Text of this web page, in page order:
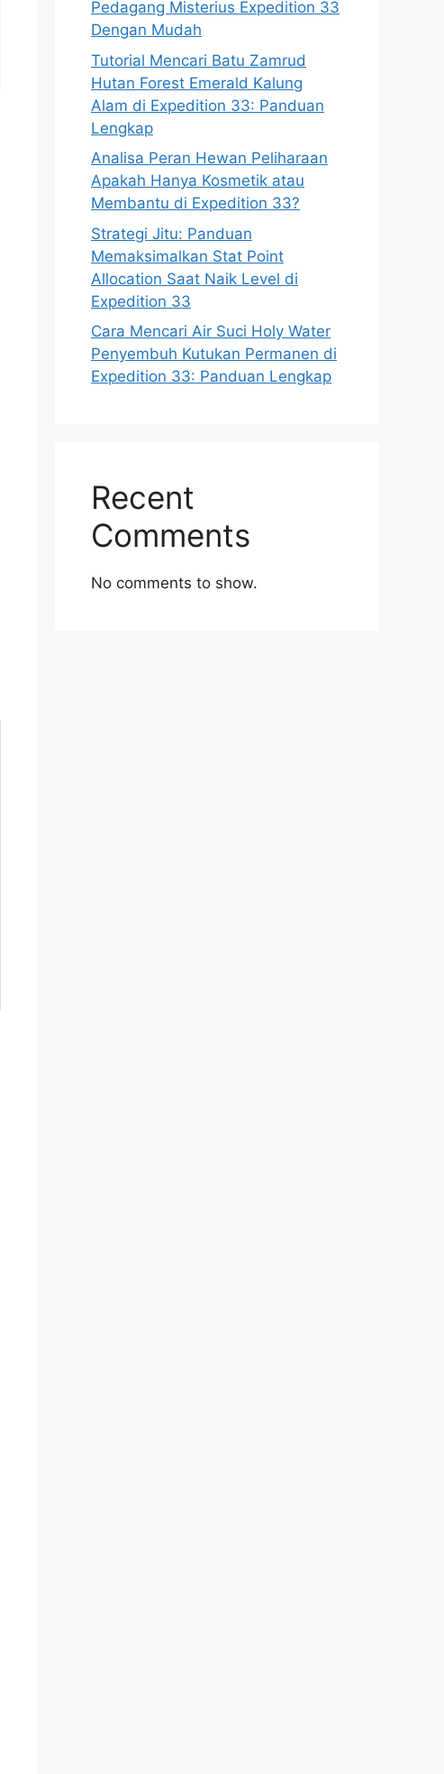
Pedagang Misterius Expedition 33
Dengan Mudah
Tutorial Mencari Batu Zamrud
Hutan Forest Emerald Kalung
Alam di Expedition 33: Panduan
Lengkap
Analisa Peran Hewan Peliharaan
Apakah Hanya Kosmetik atau
Membantu di Expedition 33?
Strategi Jitu: Panduan
Memaksimalkan Stat Point
Allocation Saat Naik Level di
Expedition 33
Cara Mencari Air Suci Holy Water
Penyembuh Kutukan Permanen di
Expedition 33: Panduan Lengkap
Recent
Comments
No comments to show.